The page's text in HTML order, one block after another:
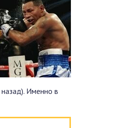
назад). Именно в